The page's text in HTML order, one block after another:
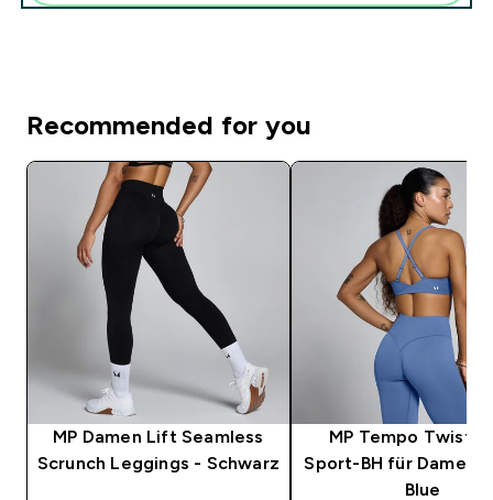
Recommended for you
MP Damen Lift Seamless
Scrunch Leggings - Schwarz
MP Tempo Twist
Sport-BH für Damen
Blue